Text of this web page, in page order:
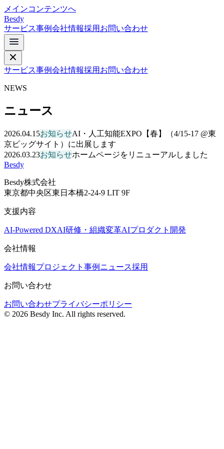
メインコンテンツへ
Besdy
サービス事例会社情報採用 お問い合わせ
サービス事例会社情報採用 お問い合わせ
NEWS
ニュース
2026.04.15お知らせAI・人工知能EXPO【春】（4/15-17 @東
京ビッグサイト）に出展します
2026.03.23お知らせホームページをリニューアルしました
Besdy
Besdy株式会社
東京都中央区東日本橋2-24-9 LIT 9F
支援内容
AI-Powered DXAI研修・組織変革AIプロダクト開発
会社情報
会社情報プロジェクト事例 ニュース採用
お問い合わせ
お問い合わせプライバシーポリシー
© 2026 Besdy Inc. All rights reserved.